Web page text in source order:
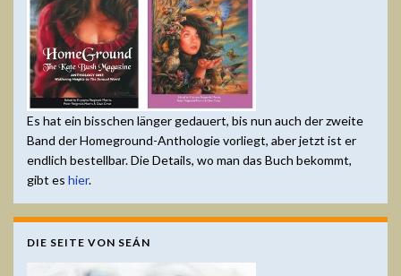
Es hat ein bisschen länger gedauert, bis nun auch der zweite
Band der Homeground-Anthologie vorliegt, aber jetzt ist er
endlich bestellbar. Die Details, wo man das Buch bekommt,
gibt es hier.
DIE SEITE VON SEÁN